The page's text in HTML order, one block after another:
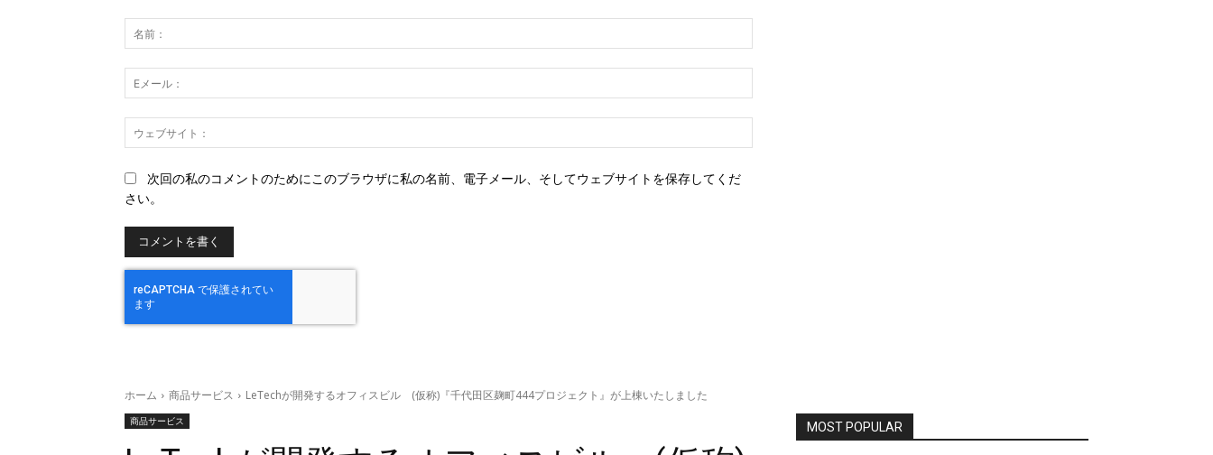
ン
ト：
前：
メ
ー
ェ
次回の私のコメントのためにこのブラウザに私の名前、電子メール、そしてウェブサイトを保存してくだ
さい。